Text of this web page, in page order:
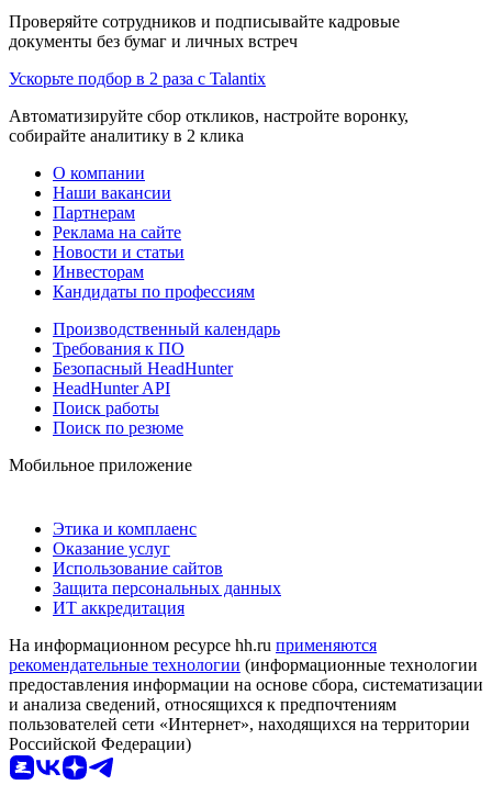
Проверяйте сотрудников и подписывайте кадровые
документы без бумаг и личных встреч
Ускорьте подбор в 2 раза с Talantix
Автоматизируйте сбор откликов, настройте воронку,
собирайте аналитику в 2 клика
О компании
Наши вакансии
Партнерам
Реклама на сайте
Новости и статьи
Инвесторам
Кандидаты по профессиям
Производственный календарь
Требования к ПО
Безопасный HeadHunter
HeadHunter API
Поиск работы
Поиск по резюме
Мобильное приложение
Этика и комплаенс
Оказание услуг
Использование сайтов
Защита персональных данных
ИТ аккредитация
На информационном ресурсе hh.ru применяются
рекомендательные технологии (информационные технологии
предоставления информации на основе сбора, систематизации
и анализа сведений, относящихся к предпочтениям
пользователей сети «Интернет», находящихся на территории
Российской Федерации)